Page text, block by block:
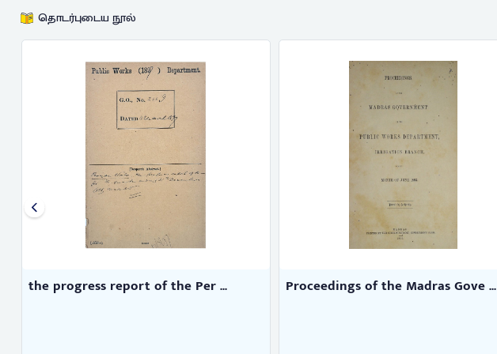
தொடர்புடைய நூல்
Proceedings of the Madras Gove ... Colin cur'd of roving, sung by ...